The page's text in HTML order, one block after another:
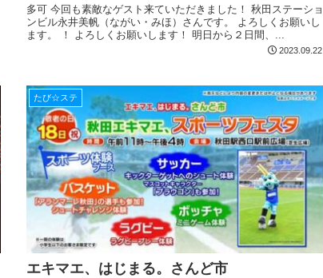
多可 今回も素敵なゲスト来ていただきました！ 秋田ステーショ
ンビル永井美帆（ながい・みほ）さんです。 よろしくお願いし
ます。 ！ よろしくお願いします！ 明日から２日間、...
2023.09.22
たび☆ステ
エキマエ、はじまる。さんど市